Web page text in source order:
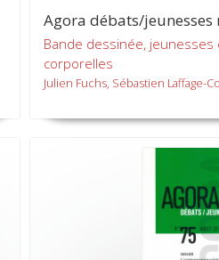
Agora débats/jeunesses
Bande dessinée, jeunesses
corporelles
Julien Fuchs, Sébastien Laffage-